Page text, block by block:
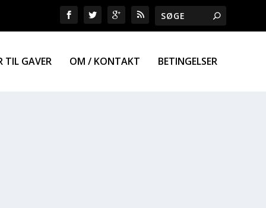
TIL GAVER OM / KONTAKT BETINGELSER